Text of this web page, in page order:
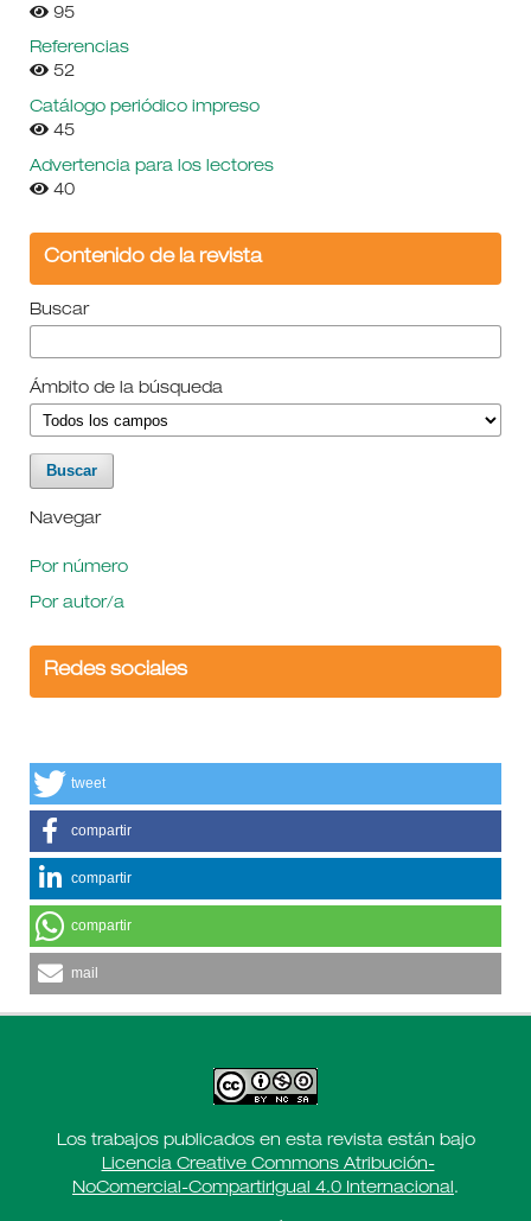
95
Referencias
52
Catálogo periódico impreso
45
Advertencia para los lectores
40
Contenido de la revista
Buscar
Ámbito de la búsqueda
Navegar
Por número
Por autor/a
Redes sociales
tweet
compartir
compartir
compartir
mail
Los trabajos publicados en esta revista están bajo
Licencia Creative Commons Atribución-
NoComercial-CompartirIgual 4.0 Internacional.